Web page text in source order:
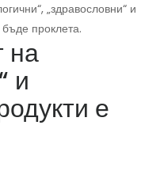
„здравословни“ и
бъде проклета.
на
и
е